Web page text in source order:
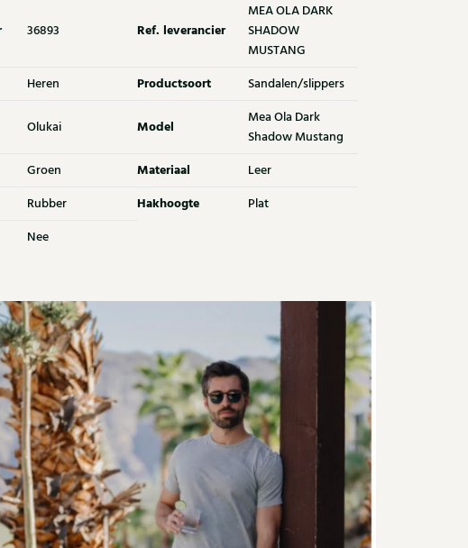
36893 Ref. leverancier
MEA OLA DARK
SHADOW
MUSTANG
Heren Productsoort Sandalen/slippers
Olukai Model
Mea Ola Dark
Shadow Mustang
Groen Materiaal Leer
Rubber Hakhoogte Plat
Nee